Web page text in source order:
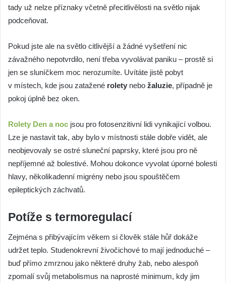
tady už nelze příznaky včetně přecitlivělosti na světlo nijak
podceňovat.
Pokud jste ale na světlo citlivější a žádné vyšetření nic
závažného nepotvrdilo, není třeba vyvolávat paniku – prostě si
jen se sluníčkem moc nerozumíte. Uvítáte jistě pobyt
v místech, kde jsou zatažené rolety nebo žaluzie, případně je
pokoj úplně bez oken.
Rolety Den a noc jsou pro fotosenzitivní lidi vynikající volbou.
Lze je nastavit tak, aby bylo v místnosti stále dobře vidět, ale
neobjevovaly se ostré sluneční paprsky, které jsou pro ně
nepříjemné až bolestivé. Mohou dokonce vyvolat úporné bolesti
hlavy, několikadenní migrény nebo jsou spouštěčem
epileptických záchvatů.
Potíže s termoregulací
Zejména s přibývajícím věkem si člověk stále hůř dokáže
udržet teplo. Studenokrevní živočichové to mají jednoduché –
buď přímo zmrznou jako některé druhy žab, nebo alespoň
zpomalí svůj metabolismus na naprosté minimum, kdy jim